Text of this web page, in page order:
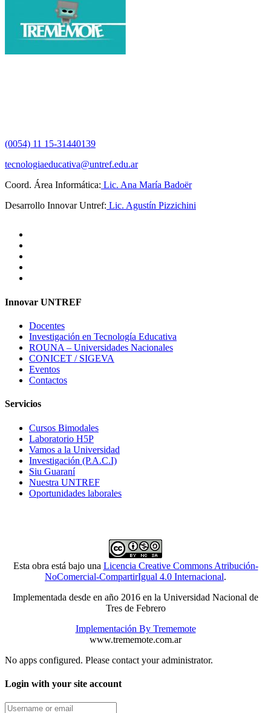
(0054) 11 15-31440139
tecnologiaeducativa@untref.edu.ar
Coord. Área Informática: Lic. Ana María Badoër
Desarrollo Innovar Untref: Lic. Agustín Pizzichini
Innovar UNTREF
Docentes
Investigación en Tecnología Educativa
ROUNA – Universidades Nacionales
CONICET / SIGEVA
Eventos
Contactos
Servicios
Cursos Bimodales
Laboratorio H5P
Vamos a la Universidad
Investigación (P.A.C.I)
Siu Guaraní
Nuestra UNTREF
Oportunidades laborales
Esta obra está bajo una Licencia Creative Commons Atribución-
NoComercial-CompartirIgual 4.0 Internacional.
Implementada desde en año 2016 en la Universidad Nacional de
Tres de Febrero
Implementación By Trememote
www.trememote.com.ar
No apps configured. Please contact your administrator.
Login with your site account